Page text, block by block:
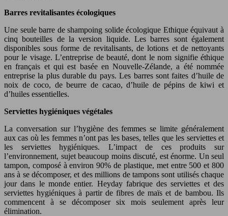
Barres revitalisantes écologiques
Une seule barre de shampoing solide écologique Ethique équivaut à
cinq bouteilles de la version liquide. Les barres sont également
disponibles sous forme de revitalisants, de lotions et de nettoyants
pour le visage. L’entreprise de beauté, dont le nom signifie éthique
en français et qui est basée en Nouvelle-Zélande, a été nommée
entreprise la plus durable du pays. Les barres sont faites d’huile de
noix de coco, de beurre de cacao, d’huile de pépins de kiwi et
d’huiles essentielles.
Serviettes hygiéniques végétales
La conversation sur l’hygiène des femmes se limite généralement
aux cas où les femmes n’ont pas les bases, telles que les serviettes et
les serviettes hygiéniques. L’impact de ces produits sur
l’environnement, sujet beaucoup moins discuté, est énorme. Un seul
tampon, composé à environ 90% de plastique, met entre 500 et 800
ans à se décomposer, et des millions de tampons sont utilisés chaque
jour dans le monde entier. Heyday fabrique des serviettes et des
serviettes hygiéniques à partir de fibres de maïs et de bambou. Ils
commencent à se décomposer six mois seulement après leur
élimination.